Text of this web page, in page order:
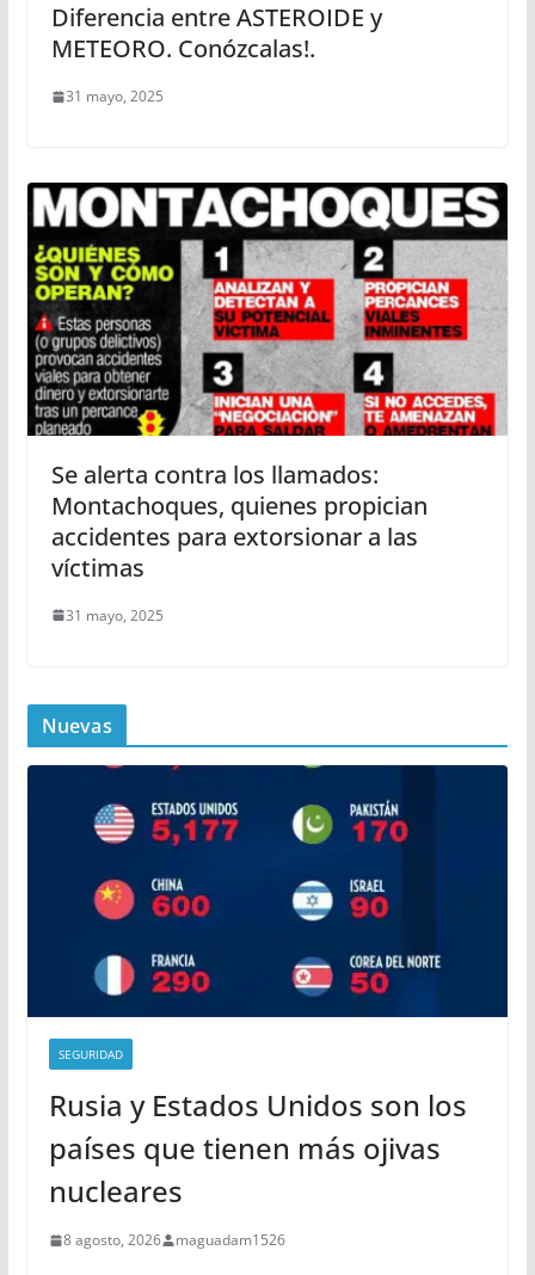
Diferencia entre ASTEROIDE y
METEORO. Conózcalas!.
31 mayo, 2025
Se alerta contra los llamados:
Montachoques, quienes propician
accidentes para extorsionar a las
víctimas
31 mayo, 2025
Nuevas
SEGURIDAD
Rusia y Estados Unidos son los
países que tienen más ojivas
nucleares
8 agosto, 2026 maguadam1526